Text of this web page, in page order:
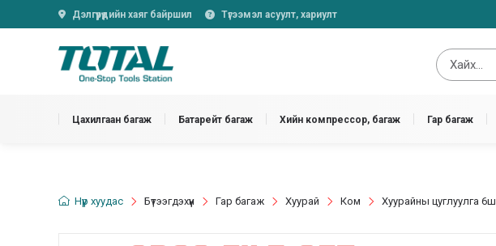
Дэлгүүрүүдийн хаяг байршил Түгээмэл асуулт, хариулт
Цахилгаан багаж Батарейт багаж Хийн компрессор, багаж Гар багаж
Нүүр хуудас Бүтээгдэхүүн Гар багаж Хуурай Ком Хуурайны цуглуулга 6ш